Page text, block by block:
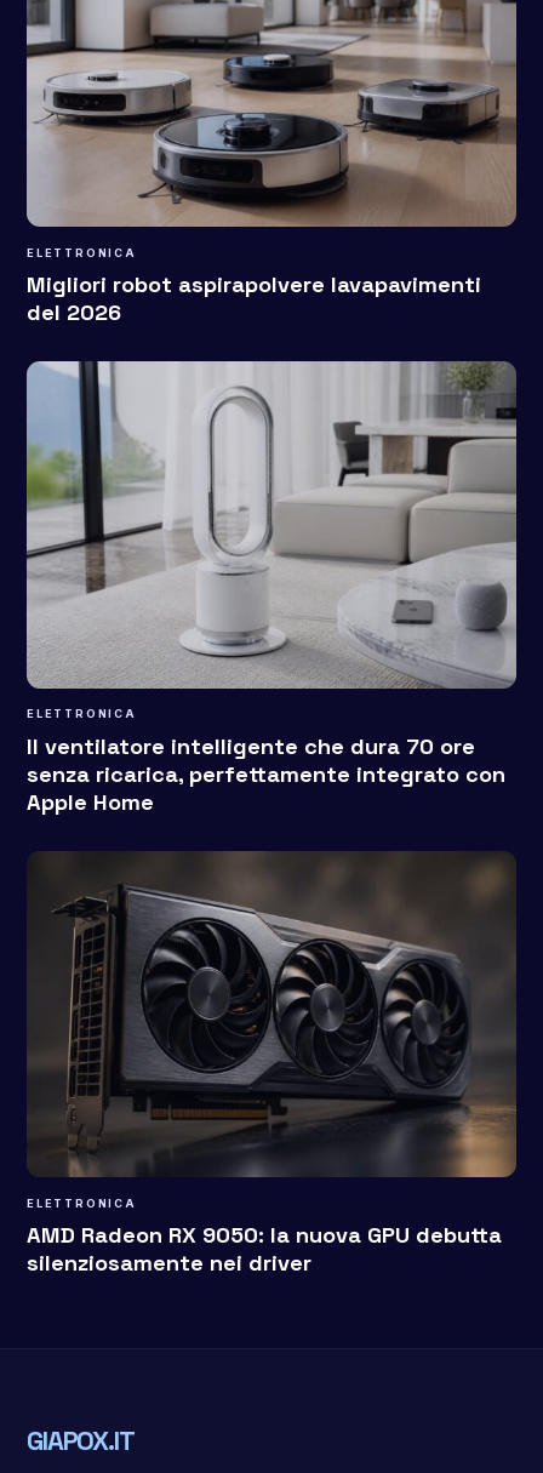
ELETTRONICA
Migliori robot aspirapolvere lavapavimenti
del 2026
ELETTRONICA
Il ventilatore intelligente che dura 70 ore
senza ricarica, perfettamente integrato con
Apple Home
ELETTRONICA
AMD Radeon RX 9050: la nuova GPU debutta
silenziosamente nei driver
GIAPOX.IT